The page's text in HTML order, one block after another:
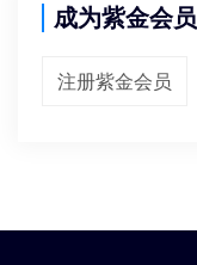
成为紫金会员
注册紫金会员